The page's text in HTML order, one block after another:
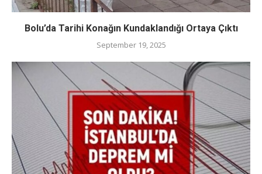
Bolu’da Tarihi Konağın Kundaklandığı Ortaya Çıktı
September 19, 2025